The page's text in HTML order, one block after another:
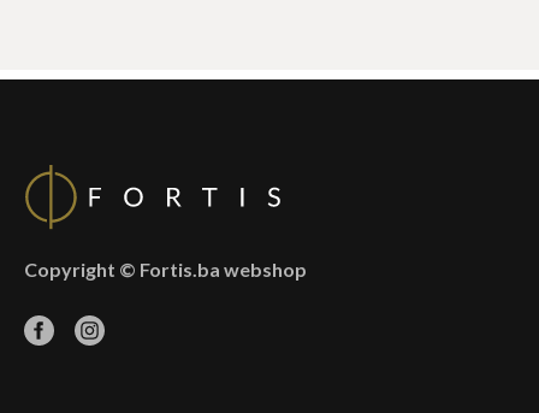
Copyright © Fortis.ba webshop